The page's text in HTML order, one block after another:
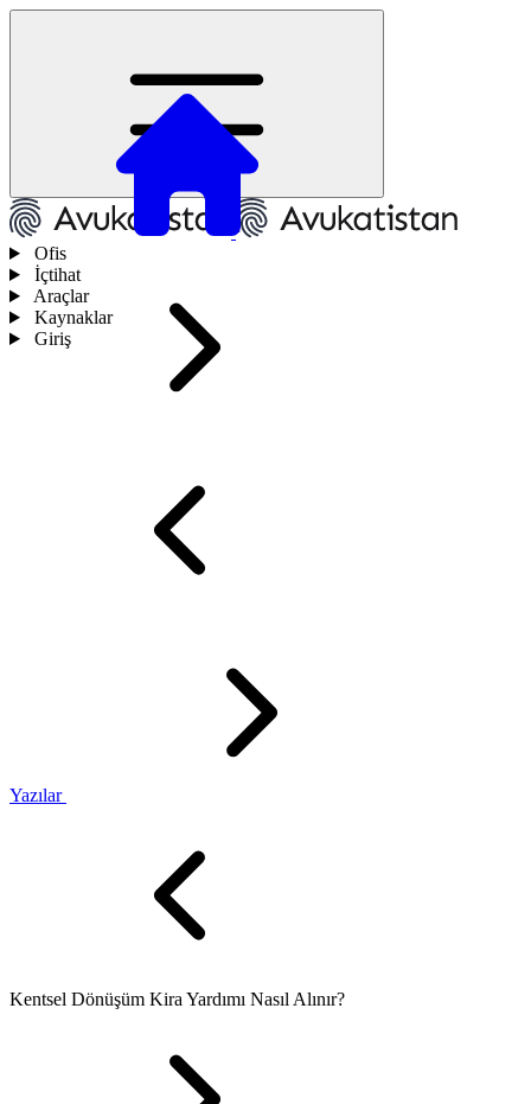
Ofis
İçtihat
Araçlar
Kaynaklar
Giriş
Yazılar
Kentsel Dönüşüm Kira Yardımı Nasıl Alınır?